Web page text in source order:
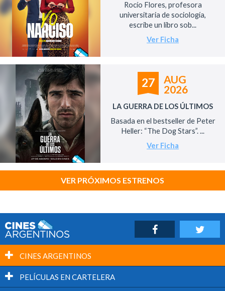
Rocío Flores, profesora
universitaria de sociología,
escribe un libro sob...
Ver Ficha
27
AUG
2026
LA GUERRA DE LOS ÚLTIMOS
Basada en el bestseller de Peter
Heller: “The Dog Stars”. ...
Ver Ficha
VER PRÓXIMOS ESTRENOS
CINES ARGENTINOS
PELÍCULAS EN CARTELERA